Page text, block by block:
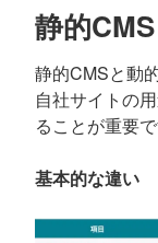
静的
静的CMSと動
自社サイトの
ることが重要で
基本的な違い